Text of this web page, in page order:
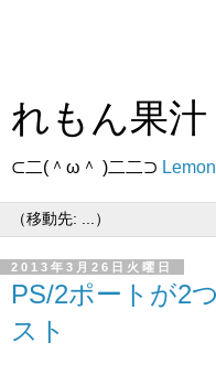
れもん果汁
⊂二(＾ω＾ )二二⊃
2013年3月26日火曜日
PS/2ポートが2
スト